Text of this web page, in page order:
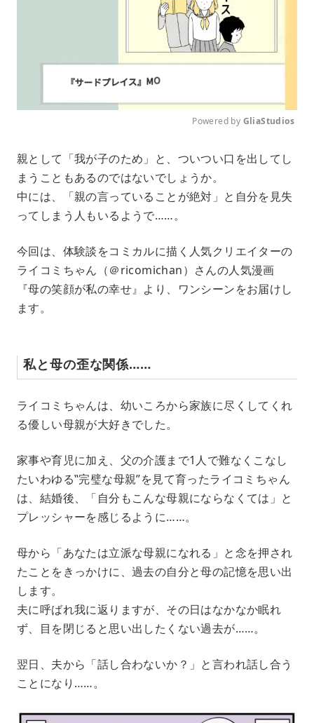
u
e
Powered by GliaStudios
親として「我が子のため」と、ついつい口を出してし
まうこともあるのではないでしょうか。
中には、「親の言っていることが絶対」と自分を見失
ってしまう人もいるようで……。
今回は、体験談をコミカルに描く人気クリエイターの
ライコミちゃん（＠ricomichan）さんの人気漫画
『母の笑顔が私の幸せ』より、ワンシーンをお届けし
ます。
私と母の歪な関係……
ライコミちゃんは、幼いころから家族に尽くしてくれ
る優しい母親が大好きでした。
家事や育児に加え、父の介護まで1人で難なくこなし
たいわゆる‟完璧な母親”を見て育ったライコミちゃん
は、結婚後、「自分もこんな母親にならなくては」と
プレッシャーを感じるように……。
母から「あなたは立派な母親になれる」と念を押され
たことをきっかけに、過去の自分と母の記憶を思い出
します。
夫に呼ばれ我に返りますが、その日はなかなか眠れ
ず、目を閉じると思い出したくない過去が……。
翌日、夫から「話し合わないか？」と言われ話し合う
ことになり……。